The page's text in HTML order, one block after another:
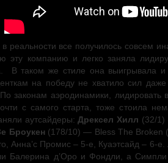
реальности все получилось совсем
эту компанию и легко заняла
В таком же стиле она выигрывала и
на победу не хватило сил
законам аэродинамики,
с самого старта, тоже стоила
аутсайдеры:Дрексел Хилл (32/1)
Броукен(178/10) — Bless The Broken
Анна’с Промис – 5-е, Куаэтсайд – 6-
Балерина д’Оро и Фондли, а Симпли